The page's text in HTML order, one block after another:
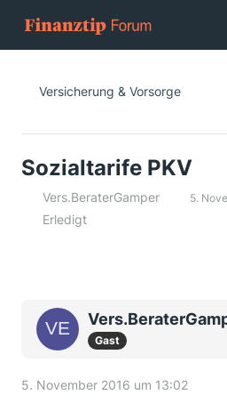
Versicherung & Vorsorge
Sozialtarife PKV
Vers.BeraterGamper 5.
Erledigt
Gast
5. November 2016 um 13:02